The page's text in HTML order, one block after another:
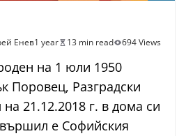
Енев1 year 13 min read 694 Views
на 1 юли 1950
Поровец, Разградски
21.12.2018 г. в дома си
е Софийския